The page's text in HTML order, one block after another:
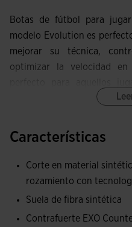
Botas de fútbol para
modelo Evolution es
mejorar su técnica,
optimizar la velocidad
máximo partido a unas
su ligereza y durabilidad
cuello SOCK SYSTEM
pie.
Características
Corte en material
rozamiento con
Suela de fibra sintética
Contrafuerte EXO